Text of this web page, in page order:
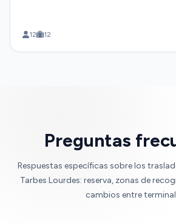
12 12
Preguntas
Respuestas específicas sobre los
Tarbes Lourdes: reserva, zonas de
cambios entre